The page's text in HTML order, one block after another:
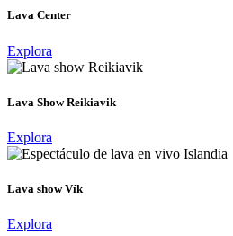
Lava Center
Explora
Lava Show Reikiavik
Explora
Lava show Vík
Explora